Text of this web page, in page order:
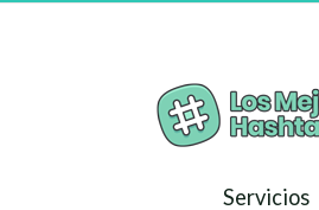
Servicios